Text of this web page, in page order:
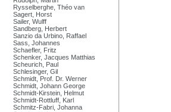
Rysselberghe, Théo van
Sagert, Horst
Sailer, Wulff
Sandberg, Herbert
Sanzio da Urbino, Raffael
Sass, Johannes
Schaefler, Fritz
Schenker, Jacques Matthias
Scheurich, Paul
Schlesinger, Gil
Schmidt, Prof. Dr. Werner
Schmidt, Johann George
Schmidt-Kirstein, Helmut
Schmidt-Rottluff, Karl
Schmitz-Fabri, Johanna